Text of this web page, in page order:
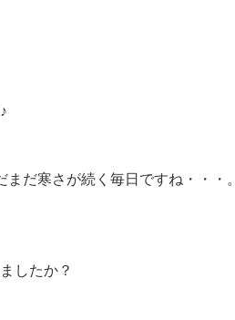
だ寒さが続く毎日ですね・・・。
したか？